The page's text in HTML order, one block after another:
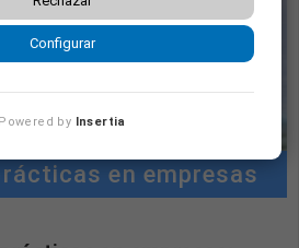
en empresas
Configurar
Powered by Insertia